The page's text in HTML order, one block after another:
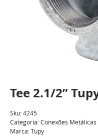
Tee 2.1/2”
Sku:4245
Categoria:Conexões
Marca:Tupy